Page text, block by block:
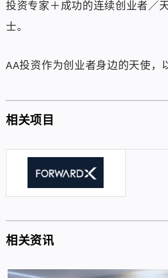
投资专家＋成功的连续创业者／
士。
AA投资作为创业者身边的天使
相关项目
相关资讯